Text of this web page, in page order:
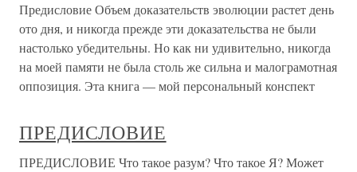
Предисловие Объем доказательств эволюции растет день
ото дня, и никогда прежде эти доказательства не были
настолько убедительны. Но как ни удивительно, никогда
на моей памяти не была столь же сильна и малограмотная
оппозиция. Эта книга — мой персональный конспект
ПРЕДИСЛОВИЕ
ПРЕДИСЛОВИЕ Что такое разум? Что такое Я? Может